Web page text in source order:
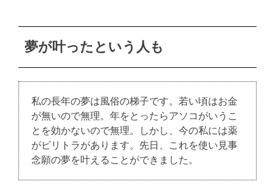
夢が叶ったという人も
私の長年の夢は風俗の梯子です。若い頃はお金
が無いので無理。年をとったらアソコがいうこ
とを効かないので無理。しかし、今の私には薬
がビリトラがあります。先日、これを使い見事
念願の夢を叶えることができました。